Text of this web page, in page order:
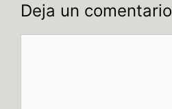
Deja un comentario